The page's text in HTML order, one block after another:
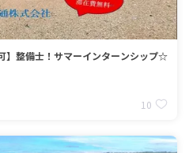
】整備士！サマーインターンシップ☆
10